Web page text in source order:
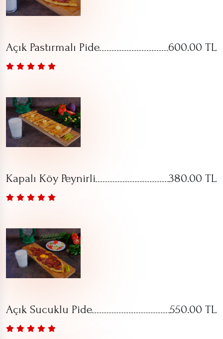
Açık Pastırmalı Pide 600.00 TL
Kapalı Köy Peynirli 380.00 TL
Açık Sucuklu Pide 550.00 TL